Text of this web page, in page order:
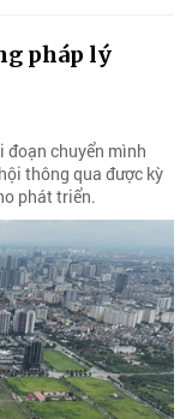
pháp lý
đoạn chuyển mình
thông qua được kỳ
phát triển.